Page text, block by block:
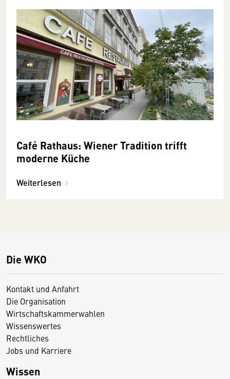
Café Rathaus: Wiener Tradition trifft
moderne Küche
Weiterlesen
Die WKO
Kontakt und Anfahrt
Die Organisation
Wirtschaftskammerwahlen
Wissenswertes
Rechtliches
Jobs und Karriere
Wissen